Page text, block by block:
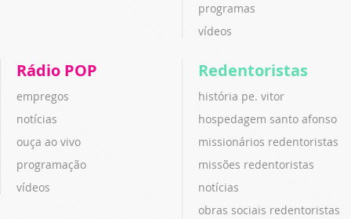
programas
vídeos
Rádio POP
empregos
notícias
ouça ao vivo
programação
vídeos
Redentoristas
história pe. vitor
hospedagem santo afonso
missionários redentoristas
missões redentoristas
notícias
obras sociais redentoristas